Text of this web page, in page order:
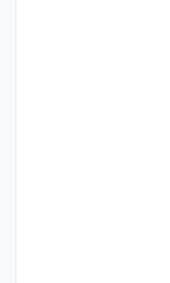
ما عضو شوید